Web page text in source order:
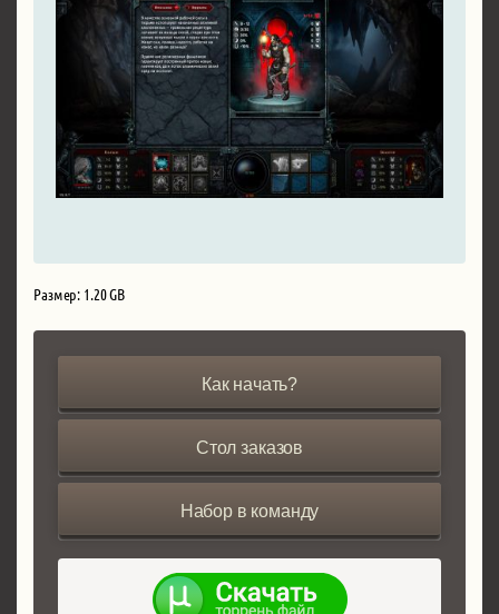
Размер: 1.20 GB
Как начать?
Стол заказов
Набор в команду